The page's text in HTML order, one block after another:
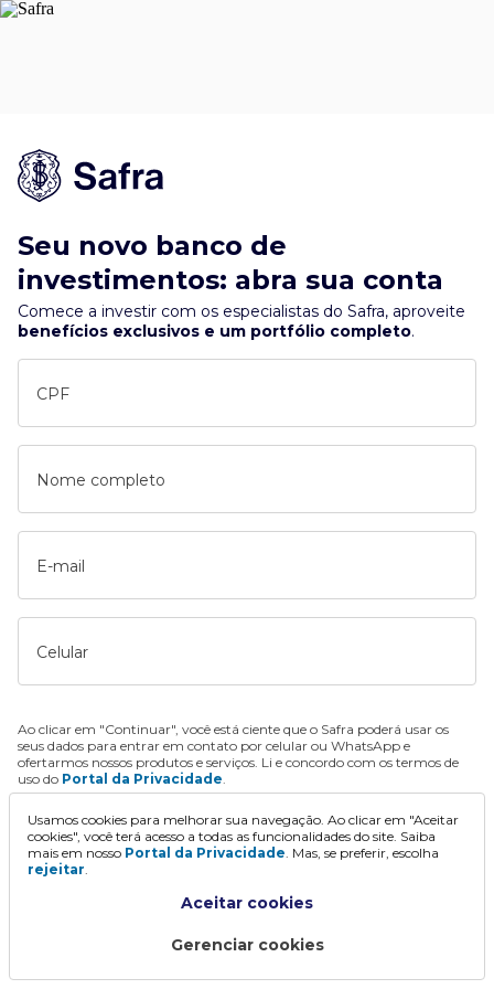
Seu novo banco de
investimentos: abra sua conta
Comece a investir com os especialistas do Safra, aproveite
benefícios exclusivos e um portfólio completo.
CPF
Nome completo
E-mail
Celular
Ao clicar em "Continuar", você está ciente que o Safra poderá usar os
seus dados para entrar em contato por celular ou WhatsApp e
ofertarmos nossos produtos e serviços. Li e concordo com os termos de
uso do Portal da Privacidade.
Continuar
Usamos cookies para melhorar sua navegação. Ao clicar em "Aceitar
cookies", você terá acesso a todas as funcionalidades do site. Saiba
mais em nosso Portal da Privacidade. Mas, se preferir, escolha
rejeitar.
Aceitar cookies
Gerenciar cookies